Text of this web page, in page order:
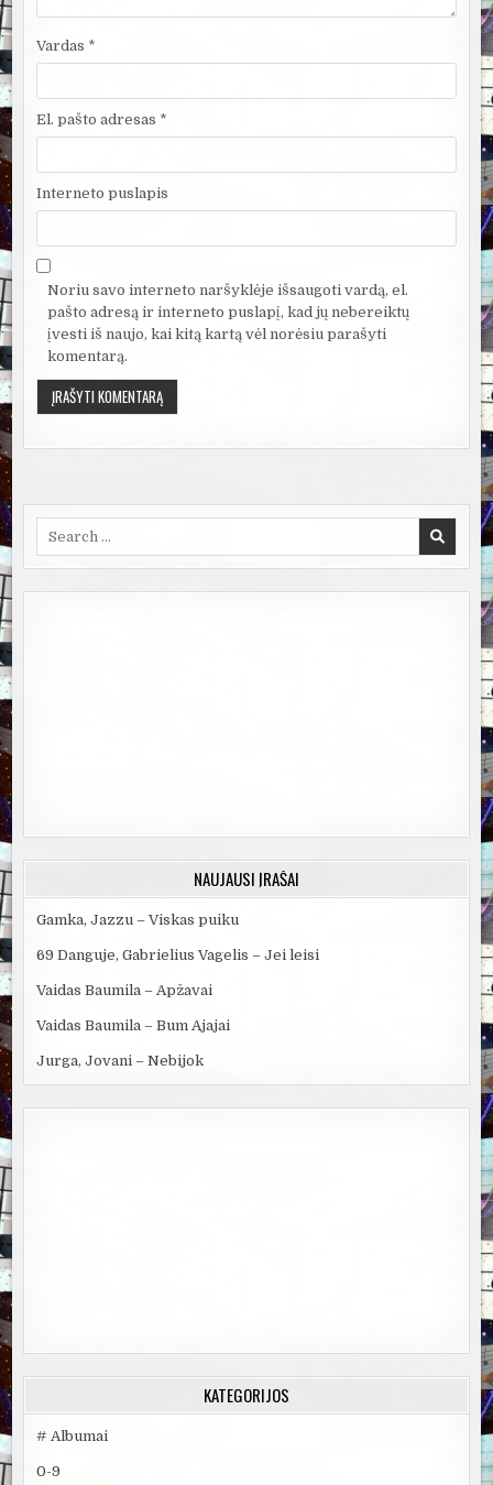
Vardas *
El. pašto adresas *
Interneto puslapis
Noriu savo interneto naršyklėje išsaugoti vardą, el.
pašto adresą ir interneto puslapį, kad jų nebereiktų
įvesti iš naujo, kai kitą kartą vėl norėsiu parašyti
komentarą.
NAUJAUSI ĮRAŠAI
Gamka, Jazzu – Viskas puiku
69 Danguje, Gabrielius Vagelis – Jei leisi
Vaidas Baumila – Apžavai
Vaidas Baumila – Bum Ajajai
Jurga, Jovani – Nebijok
KATEGORIJOS
# Albumai
0-9